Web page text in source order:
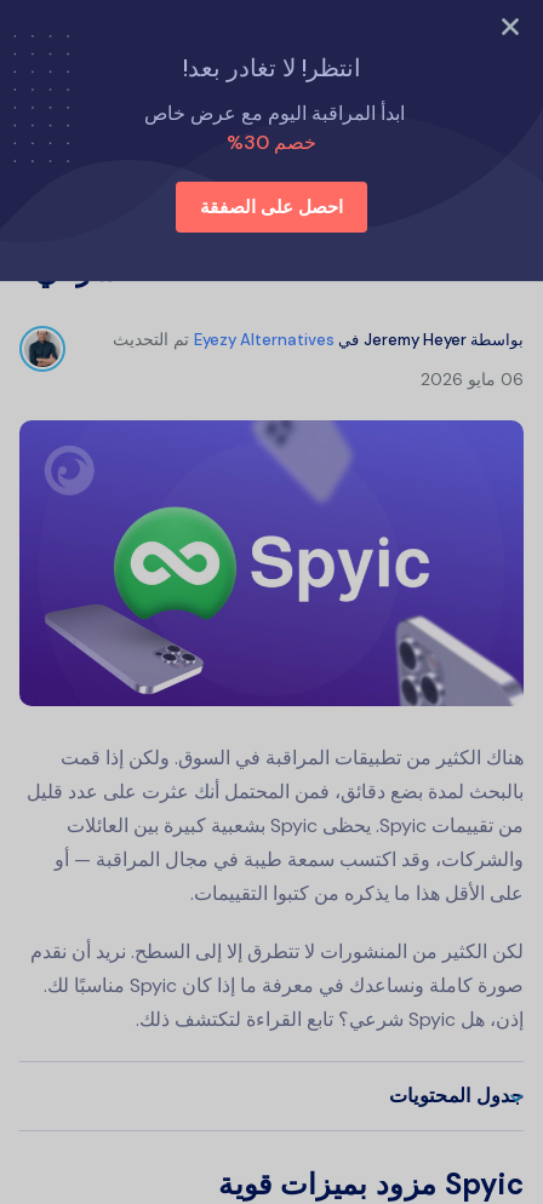
جرب الآن
انتظر! لا تغادر بعد!
ابدأ المراقبة اليوم مع عرض خاص
خصم 30%
احصل على الصفقة
بدائل Eyezy
تقييمات Spyic: هل تطبيق المراقبة
بواسطة Jeremy Heyer في Eyezy Alternatives تم التحديث
06 مايو 2026
هناك الكثير من تطبيقات المراقبة في السوق. ولكن إذا قمت
بالبحث لمدة بضع دقائق، فمن المحتمل أنك عثرت على عدد قليل
من تقييمات Spyic. يحظى Spyic بشعبية كبيرة بين العائلات
والشركات، وقد اكتسب سمعة طيبة في مجال المراقبة — أو
على الأقل هذا ما يذكره من كتبوا التقييمات.
لكن الكثير من المنشورات لا تتطرق إلا إلى السطح. نريد أن نقدم
صورة كاملة ونساعدك في معرفة ما إذا كان Spyic مناسبًا لك.
إذن، هل Spyic شرعي؟ تابع القراءة لتكتشف ذلك.
جدول المحتويات
Spyic مزود بميزات قوية